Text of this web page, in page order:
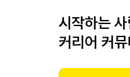
시작하는
커리어 커